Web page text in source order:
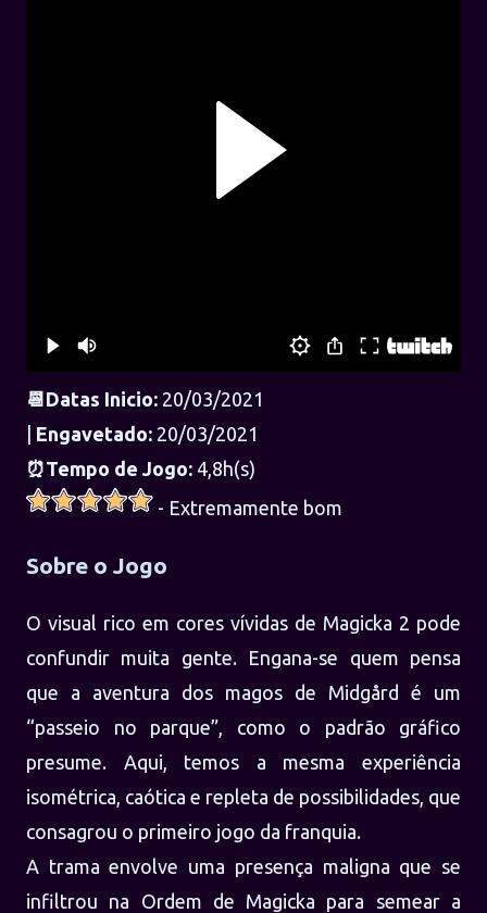
📆Datas Inicio: 20/03/2021
Engavetado: 20/03/2021
⏰Tempo de Jogo: 4,8h(s)
- Extremamente bom
Sobre o Jogo
O visual rico em cores vívidas de Magicka 2 pode
confundir muita gente. Engana-se quem pensa
que a aventura dos magos de Midgård é um
“passeio no parque”, como o padrão gráfico
presume. Aqui, temos a mesma experiência
isométrica, caótica e repleta de possibilidades, que
consagrou o primeiro jogo da franquia.
A trama envolve uma presença maligna que se
infiltrou na Ordem de Magicka para semear a